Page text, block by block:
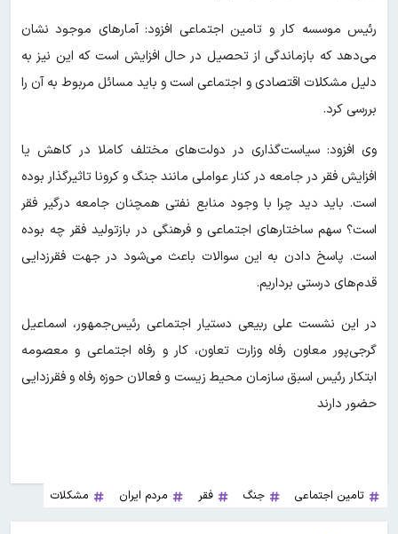
رئیس موسسه کار و تامین اجتماعی افزود: آمارهای موجود نشان
می‌دهد که بازماندگی از تحصیل در حال افزایش است که این نیز به
دلیل مشکلات اقتصادی و اجتماعی است و باید مسائل مربوط به آن را
بررسی کرد.
وی افزود: سیاست‌گذاری در دولت‌های مختلف کاملا در کاهش یا
افزایش فقر در جامعه در کنار عواملی مانند جنگ و کرونا تاثیرگذار بوده
است. باید دید چرا با وجود منابع نفتی همچنان جامعه درگیر فقر
است؟ سهم ساختارهای اجتماعی و فرهنگی در بازتولید فقر چه بوده
است. پاسخ دادن به این سوالات باعث می‌شود در جهت فقرزدایی
قدم‌های درستی برداریم.
در این نشست علی ربیعی دستیار اجتماعی رئیس‌جمهور، اسماعیل
گرجی‌پور معاون رفاه وزارت تعاون، کار و رفاه اجتماعی و معصومه
ابتکار رئیس اسبق سازمان محیط زیست و فعالان حوزه رفاه و فقرزدایی
حضور دارند
تامین اجتماعی جنگ فقر مردم ایران مشکلات